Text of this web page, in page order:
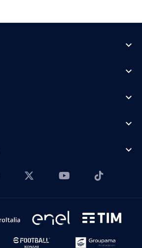
expand_more
expand_more
expand_more
expand_more
expand_more